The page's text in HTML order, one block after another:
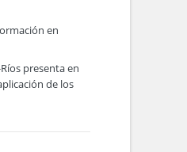
en
presenta en
de los